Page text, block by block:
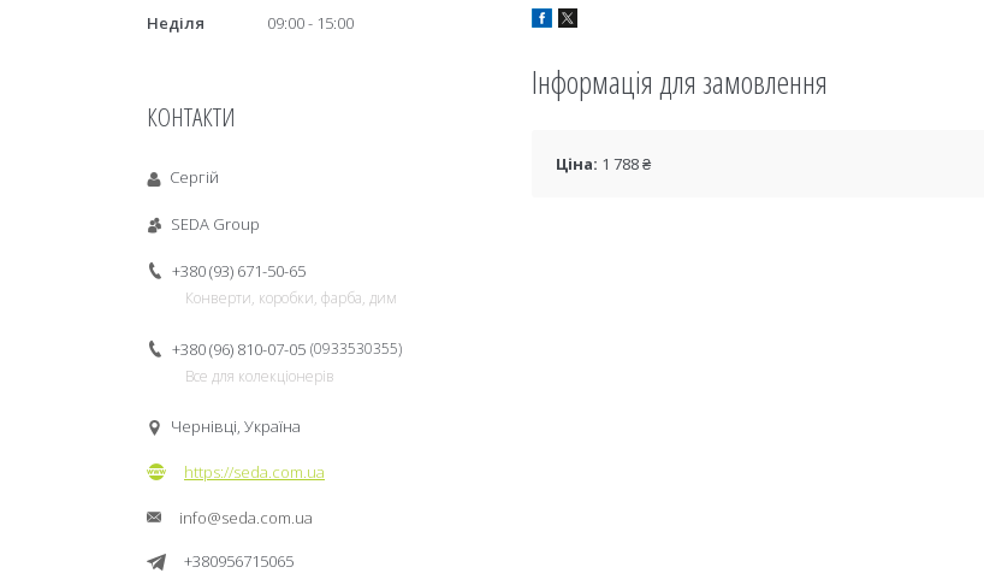
Інформація для замовлення
Ціна: 1 788 ₴
Неділя
09:00 15:00
КОНТАКТИ
Сергій
SEDA Group
+380 (93) 671-50-65
Конверти, коробки, фарба, дим
+380 (96) 810-07-05 0933530355
Все для колекціонерів
Чернівці, Україна
https://seda.com.ua
info@seda.com.ua
+380956715065